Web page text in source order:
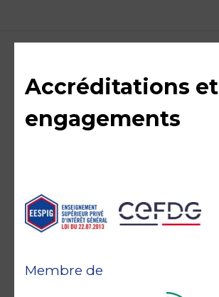
Accréditations et
engagements
Membre de